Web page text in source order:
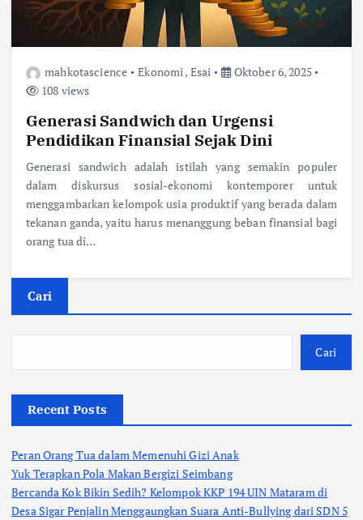
mahkotascience Ekonomi, Esai
Oktober 6, 2025
108 views
Generasi Sandwich dan Urgensi
Pendidikan Finansial Sejak Dini
Generasi sandwich adalah istilah yang semakin populer
dalam diskursus sosial-ekonomi kontemporer untuk
menggambarkan kelompok usia produktif yang berada dalam
tekanan ganda, yaitu harus menanggung beban finansial bagi
orang tua di…
Cari
Cari
Recent Posts
Peran Orang Tua dalam Memenuhi Gizi Anak
Yuk Terapkan Pola Makan Bergizi Seimbang
Bercanda Kok Bikin Sedih? Kelompok KKP 194 UIN Mataram di
Desa Sigar Penjalin Menggaungkan Suara Anti-Bullying dari SDN 5